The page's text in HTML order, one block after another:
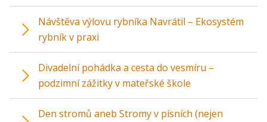
Návštěva výlovu rybníka Navrátil – Ekosystém
rybník v praxi
Divadelní pohádka a cesta do vesmíru –
podzimní zážitky v mateřské škole
Den stromů aneb Stromy v písních (nejen